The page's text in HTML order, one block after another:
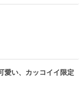
愛い、カッコイイ限定